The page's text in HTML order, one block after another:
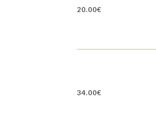
20.00€
34.00€